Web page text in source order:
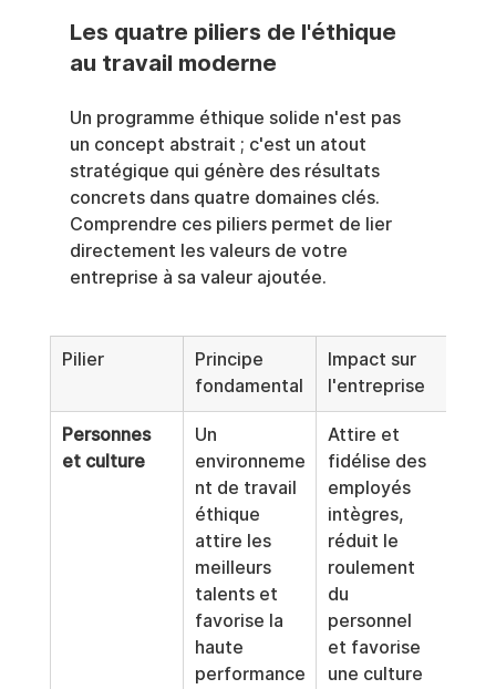
Les quatre piliers de l'éthique
au travail moderne
Un programme éthique solide n'est pas
un concept abstrait ; c'est un atout
stratégique qui génère des résultats
concrets dans quatre domaines clés.
Comprendre ces piliers permet de lier
directement les valeurs de votre
entreprise à sa valeur ajoutée.
Pilier
Principe
fondamental
Impact sur
l'entreprise
Personnes
et culture
Un
environneme
nt de travail
éthique
attire les
meilleurs
talents et
favorise la
haute
performance
Attire et
fidélise des
employés
intègres,
réduit le
roulement
du
personnel
et favorise
une culture